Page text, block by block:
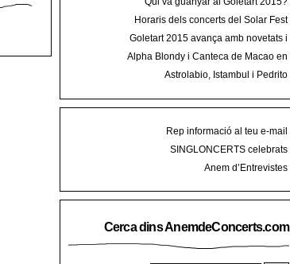
Horaris dels concerts del Solar Fest
2015 a Mallorca
Goletart 2015 avança amb novetats i
encetarà la LI Festa des Vermar amb art
Alpha Blondy i Canteca de Macao en
concert al Mallorca Roots Festival
Astrolabio, Istambul i Pedrito
Rep informació al teu e-mail
SINGLONCERTS celebrats
Anem d’Entrevistes
Cerca dins AnemdeConcerts.com